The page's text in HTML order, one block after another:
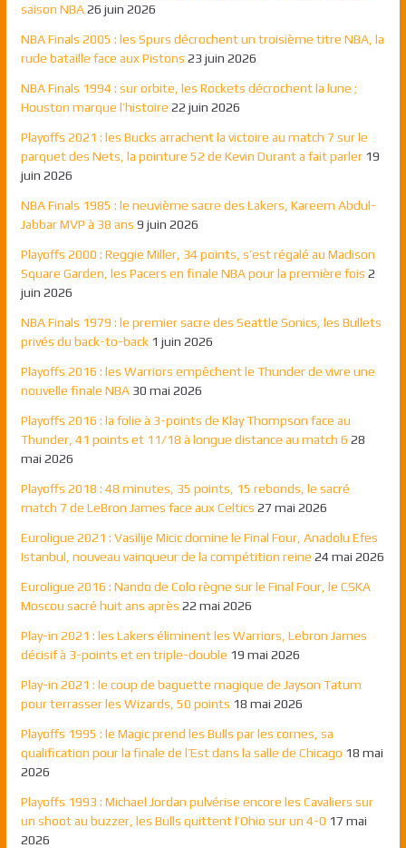
saison NBA 26 juin 2026
NBA Finals 2005 : les Spurs décrochent un troisième titre NBA, la
rude bataille face aux Pistons 23 juin 2026
NBA Finals 1994 : sur orbite, les Rockets décrochent la lune ;
Houston marque l’histoire 22 juin 2026
Playoffs 2021 : les Bucks arrachent la victoire au match 7 sur le
parquet des Nets, la pointure 52 de Kevin Durant a fait parler 19
juin 2026
NBA Finals 1985 : le neuvième sacre des Lakers, Kareem Abdul-
Jabbar MVP à 38 ans 9 juin 2026
Playoffs 2000 : Reggie Miller, 34 points, s’est régalé au Madison
Square Garden, les Pacers en finale NBA pour la première fois 2
juin 2026
NBA Finals 1979 : le premier sacre des Seattle Sonics, les Bullets
privés du back-to-back 1 juin 2026
Playoffs 2016 : les Warriors empêchent le Thunder de vivre une
nouvelle finale NBA 30 mai 2026
Playoffs 2016 : la folie à 3-points de Klay Thompson face au
Thunder, 41 points et 11/18 à longue distance au match 6 28
mai 2026
Playoffs 2018 : 48 minutes, 35 points, 15 rebonds, le sacré
match 7 de LeBron James face aux Celtics 27 mai 2026
Euroligue 2021 : Vasilije Micic domine le Final Four, Anadolu Efes
Istanbul, nouveau vainqueur de la compétition reine 24 mai 2026
Euroligue 2016 : Nando de Colo règne sur le Final Four, le CSKA
Moscou sacré huit ans après 22 mai 2026
Play-in 2021 : les Lakers éliminent les Warriors, Lebron James
décisif à 3-points et en triple-double 19 mai 2026
Play-in 2021 : le coup de baguette magique de Jayson Tatum
pour terrasser les Wizards, 50 points 18 mai 2026
Playoffs 1995 : le Magic prend les Bulls par les cornes, sa
qualification pour la finale de l’Est dans la salle de Chicago 18 mai
2026
Playoffs 1993 : Michael Jordan pulvérise encore les Cavaliers sur
un shoot au buzzer, les Bulls quittent l’Ohio sur un 4-0 17 mai
2026